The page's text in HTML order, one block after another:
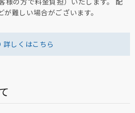
難しい場合がございます。
詳しくはこちら